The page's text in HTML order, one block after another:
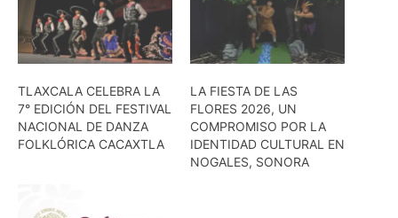
TLAXCALA CELEBRA LA
7° EDICIÓN DEL FESTIVAL
NACIONAL DE DANZA
FOLKLÓRICA CACAXTLA
LA FIESTA DE LAS
FLORES 2026, UN
COMPROMISO POR LA
IDENTIDAD CULTURAL EN
NOGALES, SONORA